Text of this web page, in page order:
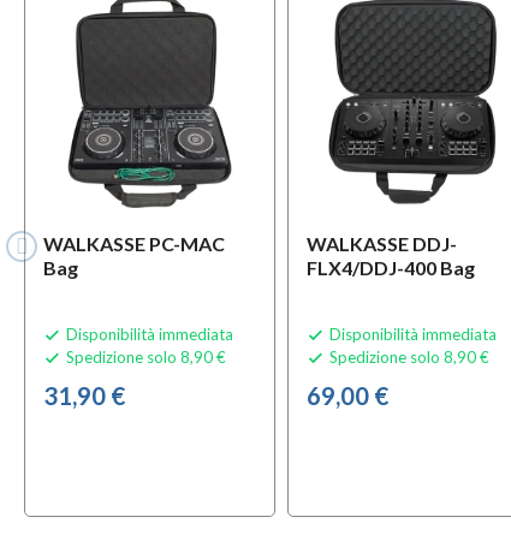
WALKASSE PC-MAC
Bag
 Disponibilità immediata
 Spedizione solo 8,90 €
31,90 €
WALKASSE DDJ-
FLX4/DDJ-400 Bag
 Disponibilità immediata
 Spedizione solo 8,90 €
69,00 €